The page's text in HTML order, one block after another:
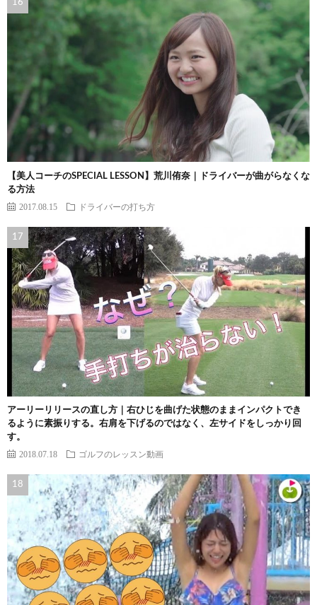
【美人コーチのSPECIAL LESSON】荒川侑奈｜ドライバーが曲がらなくな
る方法
2017.08.15 ドライバーの打ち方
アーリーリリースの直し方｜右ひじを曲げた状態のままインパクトでき
るように素振りする。右肩を下げるのではなく、左サイドをしっかり回
す。
2018.07.18 ゴルフのレッスン動画